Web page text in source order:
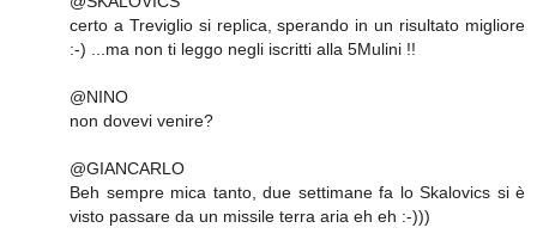
certo a Treviglio si replica, sperando in un risultato migliore
:-) ...ma non ti leggo negli iscritti alla 5Mulini !!
@NINO
non dovevi venire?
@GIANCARLO
Beh sempre mica tanto, due settimane fa lo Skalovics si è
visto passare da un missile terra aria eh eh :-)))